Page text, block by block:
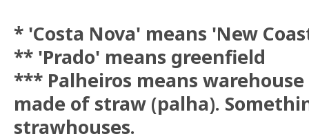
* 'Costa Nova' means 'New
** 'Prado' means greenfield
*** Palheiros means
made of straw (palha).
strawhouses.